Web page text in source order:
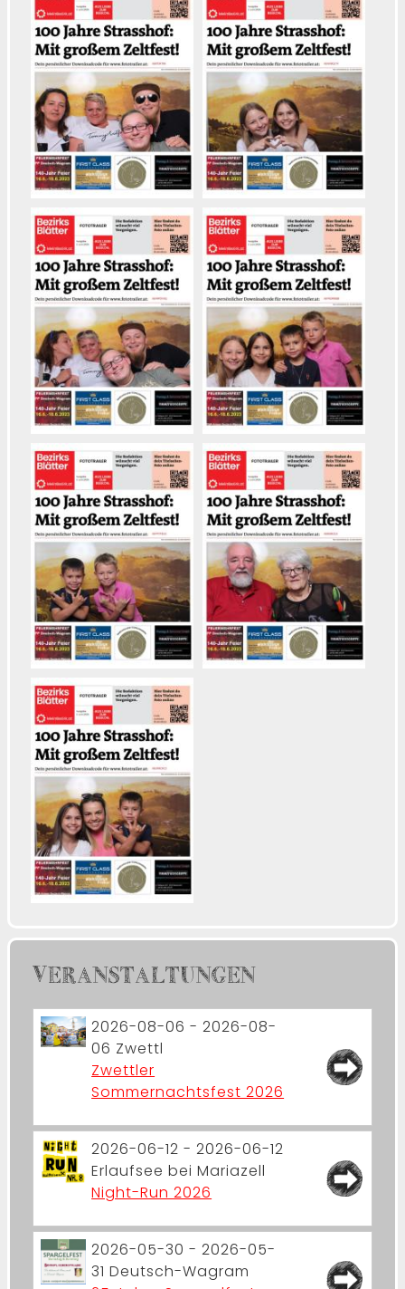
VERANSTALTUNGEN
2026-08-06 - 2026-08-
06 Zwettl
Zwettler
Sommernachtsfest 2026
2026-06-12 - 2026-06-12
Erlaufsee bei Mariazell
Night-Run 2026
2026-05-30 - 2026-05-
31 Deutsch-Wagram